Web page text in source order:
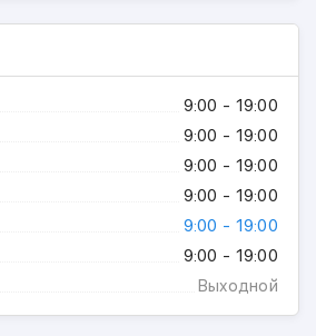
9:00 - 19:00
9:00 - 19:00
9:00 - 19:00
9:00 - 19:00
9:00 - 19:00
9:00 - 19:00
Выходной